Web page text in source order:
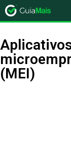
(MEI)